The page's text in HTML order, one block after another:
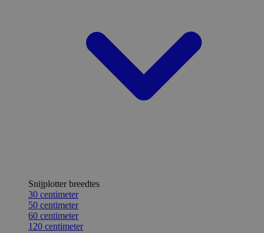
Snijplotter breedtes
30 centimeter
50 centimeter
60 centimeter
120 centimeter